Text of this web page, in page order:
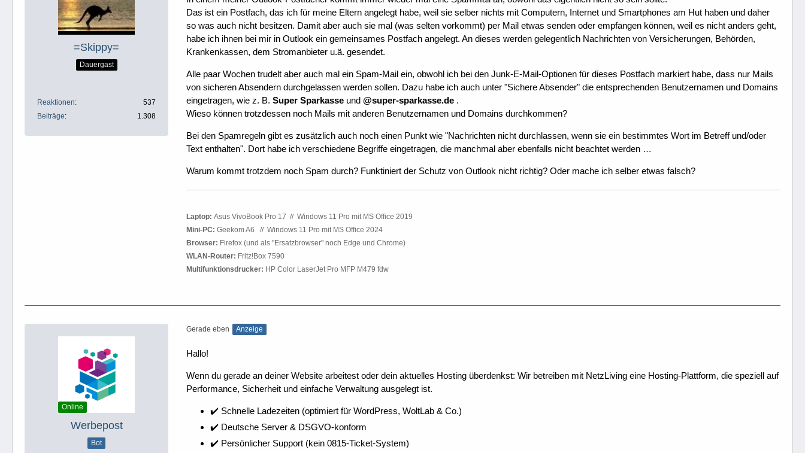
=Skippy=
Dauergast
Reaktionen
537
Beiträge
1.308
Das ist ein Postfach, das ich für meine Eltern angelegt habe, weil sie selber nichts mit Computern, Internet und Smartphones am Hut haben und daher
so was auch nicht besitzen. Damit aber auch sie mal (was selten vorkommt) per Mail etwas senden oder empfangen können, weil es nicht anders geht,
habe ich ihnen bei mir in Outlook ein gemeinsames Postfach angelegt. An dieses werden gelegentlich Nachrichten von Versicherungen, Behörden,
Krankenkassen, dem Stromanbieter u.ä. gesendet.
Alle paar Wochen trudelt aber auch mal ein Spam-Mail ein, obwohl ich bei den Junk-E-Mail-Optionen für dieses Postfach markiert habe, dass nur Mails
von sicheren Absendern durchgelassen werden sollen. Dazu habe ich auch unter "Sichere Absender" die entsprechenden Benutzernamen und Domains
eingetragen, wie z. B. Super Sparkasse und @super-sparkasse.de .
Wieso können trotzdessen noch Mails mit anderen Benutzernamen und Domains durchkommen?
Bei den Spamregeln gibt es zusätzlich auch noch einen Punkt wie "Nachrichten nicht durchlassen, wenn sie ein bestimmtes Wort im Betreff und/oder
Text enthalten". Dort habe ich verschiedene Begriffe eingetragen, die manchmal aber ebenfalls nicht beachtet werden …
Warum kommt trotzdem noch Spam durch? Funktiniert der Schutz von Outlook nicht richtig? Oder mache ich selber etwas falsch?
Laptop: Asus VivoBook Pro 17 //. Windows 11 Pro mit MS Office 2019
Mini-PC: Geekom A6 //. Windows 11 Pro mit MS Office 2024
Browser: Firefox (und als "Ersatzbrowser" noch Edge und Chrome)
WLAN-Router: Fritz!Box 7590
Multifunktionsdrucker: HP Color LaserJet Pro MFP M479 fdw
Online
Werbepost
Bot
Gerade eben Anzeige
Hallo!
Wenn du gerade an deiner Website arbeitest oder dein aktuelles Hosting überdenkst: Wir betreiben mit NetzLiving eine Hosting-Plattform, die speziell auf
Performance, Sicherheit und einfache Verwaltung ausgelegt ist.
✔️ Schnelle Ladezeiten (optimiert für WordPress, WoltLab & Co.)
✔️ Deutsche Server & DSGVO-konform
✔️ Persönlicher Support (kein 0815-Ticket-System)